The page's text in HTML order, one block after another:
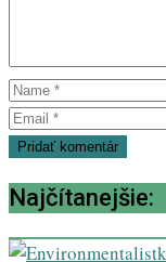
Najčítanejšie: